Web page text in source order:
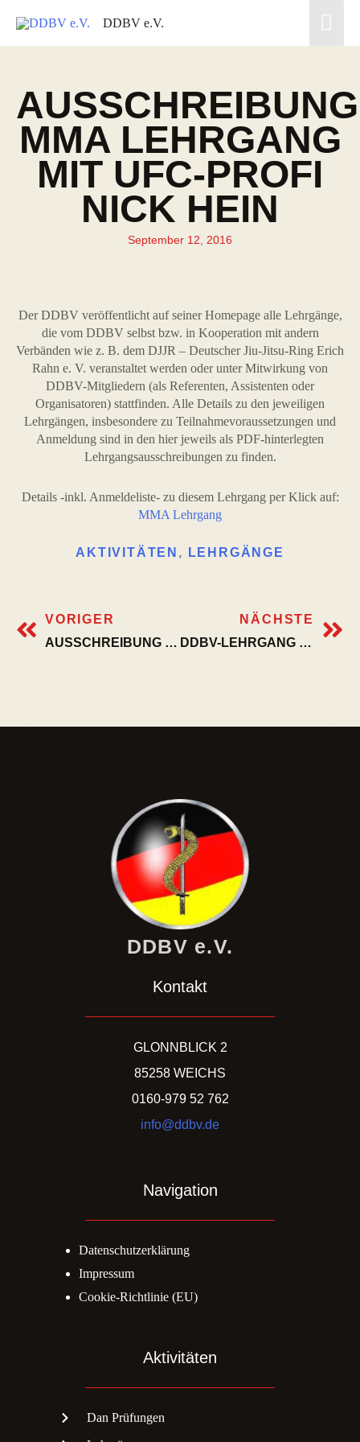
DDBV e.V.
AUSSCHREIBUNG
MMA LEHRGANG
MIT UFC-PROFI
NICK HEIN
September 12, 2016
Der DDBV veröffentlicht auf seiner Homepage alle Lehrgänge,
die vom DDBV selbst bzw. in Kooperation mit andern
Verbänden wie z. B. dem DJJR – Deutscher Jiu-Jitsu-Ring Erich
Rahn e. V. veranstaltet werden oder unter Mitwirkung von
DDBV-Mitgliedern (als Referenten, Assistenten oder
Organisatoren) stattfinden. Alle Details zu den jeweiligen
Lehrgängen, insbesondere zu Teilnahmevoraussetzungen und
Anmeldung sind in den hier jeweils als PDF-hinterlegten
Lehrgangsausschreibungen zu finden.
Details -inkl. Anmeldeliste- zu diesem Lehrgang per Klick auf:
MMA Lehrgang
AKTIVITÄTEN , LEHRGÄNGE
VORIGER
AUSSCHREIBUNG 7. ERICH RAHN GEDENKTURNIER
NÄCHSTE
DDBV-LEHRGANG „BUNKAI – ENTSCHLÜSSELUNG VON KATA- UND GRUNDTECHNIKEN DES KARATE UND IHRE ANWENDUNG IN DER SELBSTVERTEIDIGUNG“
DDBV e.V.
Kontakt
GLONNBLICK 2
85258 WEICHS
0160-979 52 762
info@ddbv.de
Navigation
Datenschutzerklärung
Impressum
Cookie-Richtlinie (EU)
Aktivitäten
Dan Prüfungen